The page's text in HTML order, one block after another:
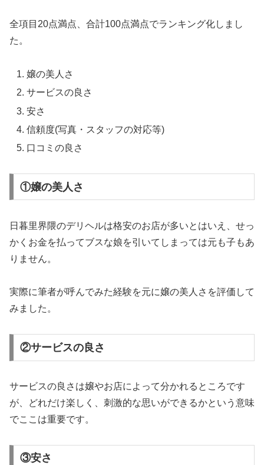
全項目20点満点、合計100点満点でランキング化しまし
た。
嬢の美人さ
サービスの良さ
安さ
信頼度(写真・スタッフの対応等)
口コミの良さ
①嬢の美人さ
日暮里界隈のデリヘルは格安のお店が多いとはいえ、せっ
かくお金を払ってブスな娘を引いてしまっては元も子もあ
りません。
実際に筆者が呼んでみた経験を元に嬢の美人さを評価して
みました。
②サービスの良さ
サービスの良さは嬢やお店によって分かれるところです
が、どれだけ楽しく、刺激的な思いができるかという意味
でここは重要です。
③安さ